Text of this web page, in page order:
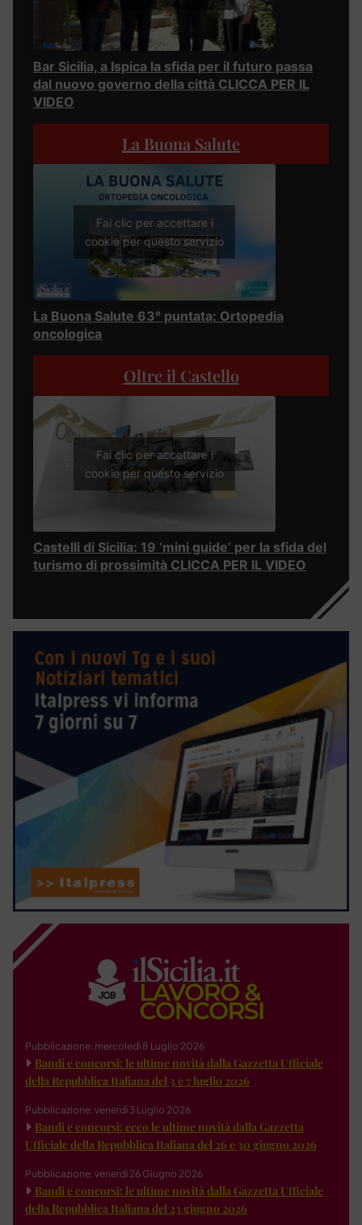
Bar Sicilia, a Ispica la sfida per il futuro passa
dal nuovo governo della città CLICCA PER IL
VIDEO
La Buona Salute
Fai clic per accettare i
cookie per questo servizio
La Buona Salute 63° puntata: Ortopedia
oncologica
Oltre il Castello
Fai clic per accettare i
cookie per questo servizio
Castelli di Sicilia: 19 ‘mini guide’ per la sfida del
turismo di prossimità CLICCA PER IL VIDEO
Pubblicazione: mercoledì 8 Luglio 2026
Bandi e concorsi: le ultime novità dalla Gazzetta Ufficiale
della Repubblica Italiana del 3 e 7 luglio 2026
Pubblicazione: venerdì 3 Luglio 2026
Bandi e concorsi: ecco le ultime novità dalla Gazzetta
Ufficiale della Repubblica Italiana del 26 e 30 giugno 2026
Pubblicazione: venerdì 26 Giugno 2026
Bandi e concorsi: le ultime novità dalla Gazzetta Ufficiale
della Repubblica Italiana del 23 giugno 2026